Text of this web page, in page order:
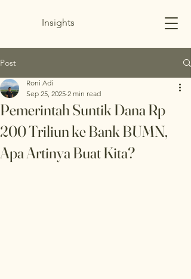
Insights
Post
Pemerintah Suntik Dana Rp
200 Triliun ke Bank BUMN,
Apa Artinya Buat Kita?
Roni Adi
Sep 25, 2025 2 min read